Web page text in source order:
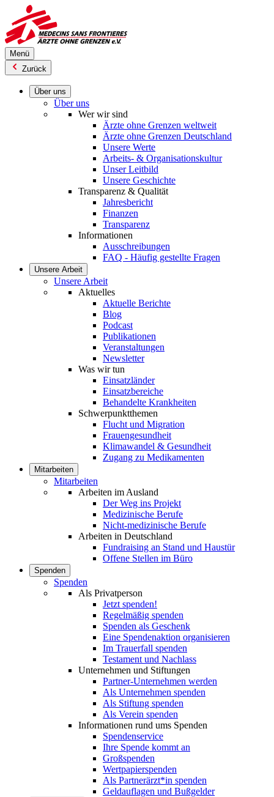
Direkt
zum
Inhalt
Menü
Zurück
Über uns
Über uns
Wer wir sind
Ärzte ohne Grenzen weltweit
Ärzte ohne Grenzen Deutschland
Unsere Werte
Arbeits- & Organisationskultur
Unser Leitbild
Unsere Geschichte
Transparenz & Qualität
Jahresbericht
Finanzen
Transparenz
Informationen
Ausschreibungen
FAQ - Häufig gestellte Fragen
Unsere Arbeit
Unsere Arbeit
Aktuelles
Aktuelle Berichte
Blog
Podcast
Publikationen
Veranstaltungen
Newsletter
Was wir tun
Einsatzländer
Einsatzbereiche
Behandelte Krankheiten
Schwerpunktthemen
Flucht und Migration
Frauengesundheit
Klimawandel & Gesundheit
Zugang zu Medikamenten
Mitarbeiten
Mitarbeiten
Arbeiten im Ausland
Der Weg ins Projekt
Medizinische Berufe
Nicht-medizinische Berufe
Arbeiten in Deutschland
Fundraising an Stand und Haustür
Offene Stellen im Büro
Spenden
Spenden
Als Privatperson
Jetzt spenden!
Regelmäßig spenden
Spenden als Geschenk
Eine Spendenaktion organisieren
Im Trauerfall spenden
Testament und Nachlass
Unternehmen und Stiftungen
Partner-Unternehmen werden
Als Unternehmen spenden
Als Stiftung spenden
Als Verein spenden
Informationen rund ums Spenden
Spendenservice
Ihre Spende kommt an
Großspenden
Wertpapierspenden
Als Partnerärzt*in spenden
Geldauflagen und Bußgelder